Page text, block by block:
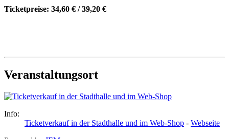
Ticketpreise: 34,60 € / 39,20 €
Veranstaltungsort
Info:
Ticketverkauf in der Stadthalle und im Web-Shop - Webseite